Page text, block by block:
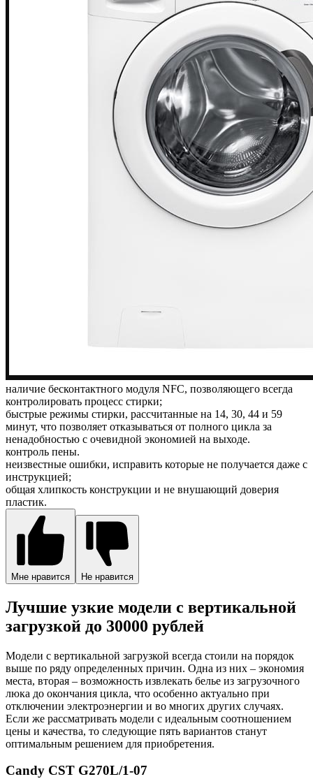
наличие бесконтактного модуля NFC, позволяющего всегда
контролировать процесс стирки;
быстрые режимы стирки, рассчитанные на 14, 30, 44 и 59
минут, что позволяет отказываться от полного цикла за
ненадобностью с очевидной экономией на выходе.
контроль пены.
неизвестные ошибки, исправить которые не получается даже с
инструкцией;
общая хлипкость конструкции и не внушающий доверия
пластик.
Мне нравится Не нравится
Лучшие узкие модели с вертикальной
загрузкой до 30000 рублей
Модели с вертикальной загрузкой всегда стоили на порядок
выше по ряду определенных причин. Одна из них – экономия
места, вторая – возможность извлекать белье из загрузочного
люка до окончания цикла, что особенно актуально при
отключении электроэнергии и во многих других случаях.
Если же рассматривать модели с идеальным соотношением
цены и качества, то следующие пять вариантов станут
оптимальным решением для приобретения.
Candy CST G270L/1-07